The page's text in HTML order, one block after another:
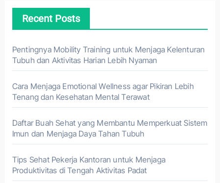
Recent Posts
Pentingnya Mobility Training untuk Menjaga Kelenturan
Tubuh dan Aktivitas Harian Lebih Nyaman
Cara Menjaga Emotional Wellness agar Pikiran Lebih
Tenang dan Kesehatan Mental Terawat
Daftar Buah Sehat yang Membantu Memperkuat Sistem
Imun dan Menjaga Daya Tahan Tubuh
Tips Sehat Pekerja Kantoran untuk Menjaga
Produktivitas di Tengah Aktivitas Padat